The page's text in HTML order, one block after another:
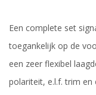
Een complete set
toegankelijk op de
een zeer flexibel
polariteit, e.l.f. trim